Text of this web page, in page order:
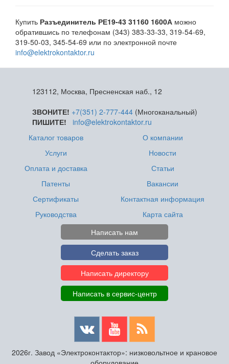
Купить Разъединитель РЕ19-43 31160 1600А можно
обратившись по телефонам (343) 383-33-33, 319-54-69,
319-50-03, 345-54-69 или по электронной почте
info@elektrokontaktor.ru
123112, Москва, Пресненская наб., 12
ЗВОНИТЕ! +7(351) 2-777-444(Многоканальный)
ПИШИТЕ!
info@elektrokontaktor.ru
Каталог товаров
Услуги
Оплата и доставка
Патенты
Сертификаты
Руководства
О компании
Новости
Статьи
Вакансии
Контактная информация
Карта сайта
Написать нам
Сделать заказ
Написать директору
Написать в сервис-центр
2026г. Завод «Электроконтактор»: низковольтное и крановое